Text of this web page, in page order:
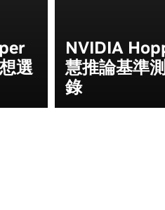
選
NVIDIA
慧推論基準
錄